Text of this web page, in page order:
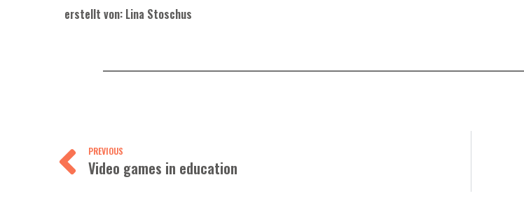
erstellt von: Lina Stoschus
PREVIOUS
Video games in education